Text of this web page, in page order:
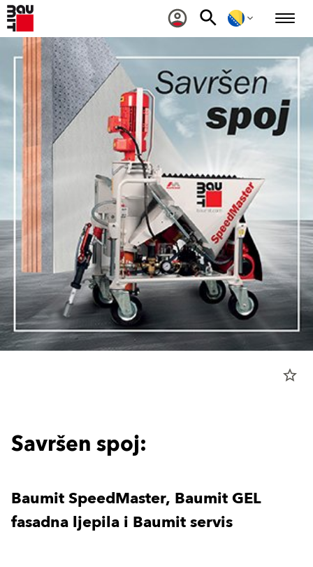
star_border
Savršen spoj:
Baumit SpeedMaster, Baumit GEL
fasadna ljepila i Baumit servis